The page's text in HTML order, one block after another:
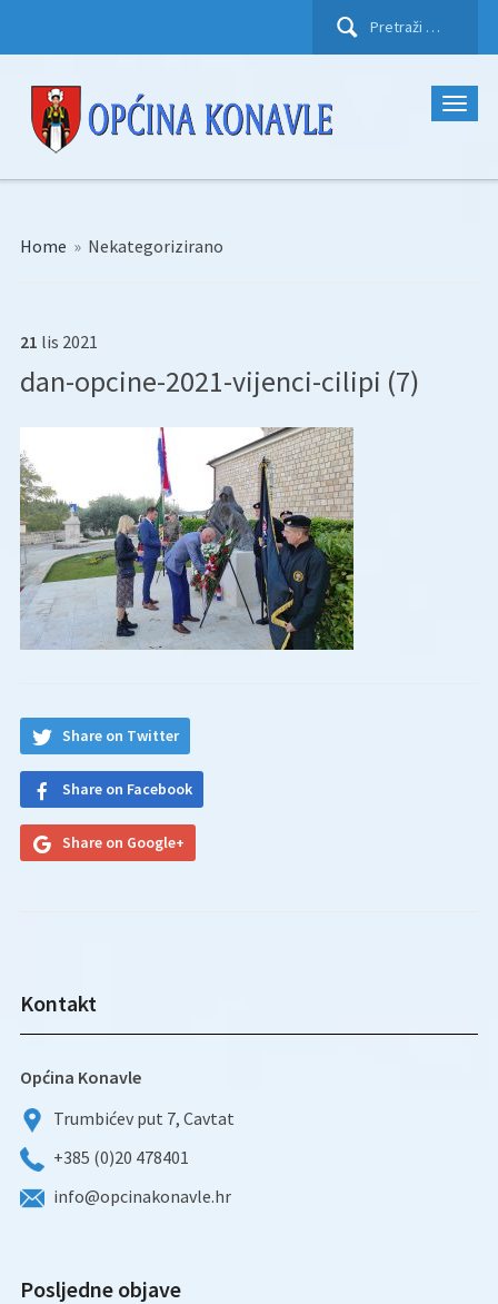
Pretraži:
Home » Nekategorizirano
21 lis 2021
dan-opcine-2021-vijenci-cilipi (7)
Share on Twitter
Share on Facebook
Share on Google+
Kontakt
Općina Konavle
Trumbićev put 7, Cavtat
+385 (0)20 478401
info@opcinakonavle.hr
Posljedne objave